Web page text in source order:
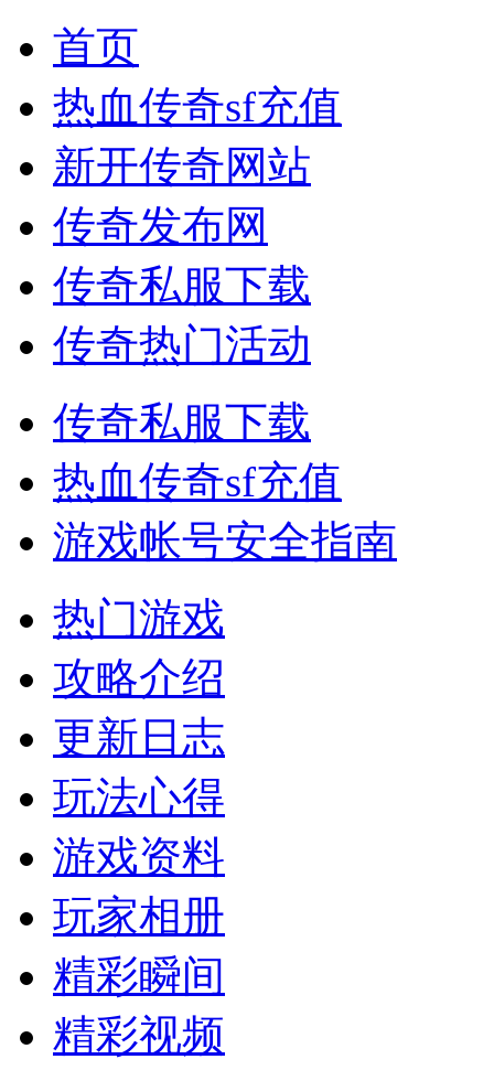
首页
热血传奇sf充值
新开传奇网站
传奇发布网
传奇私服下载
传奇热门活动
传奇私服下载
热血传奇sf充值
游戏帐号安全指南
热门游戏
攻略介绍
更新日志
玩法心得
游戏资料
玩家相册
精彩瞬间
精彩视频